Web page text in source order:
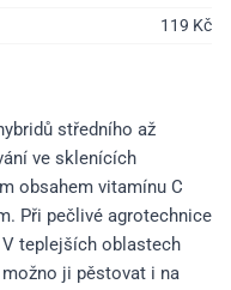
119 Kč
středního až
ve sklenících
obsahem vitamínu C
Při pečlivé agrotechnice
teplejších oblastech
ji pěstovat i na